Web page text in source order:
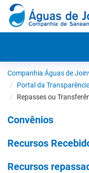
Companhia Águas de
Portal da
Repasses ou
Convênios
Recursos
Recursos